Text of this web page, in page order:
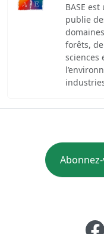
BASE
publie
forêts,
sciences